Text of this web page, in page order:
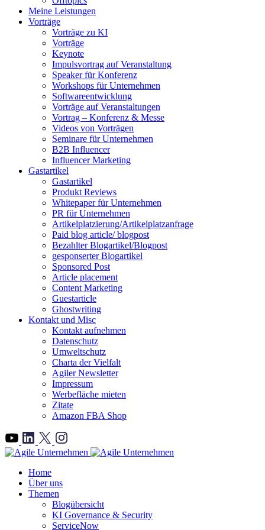
Meine Leistungen
Vorträge
Vorträge zu KI
Vorträge
Keynote
Impulsvortrag auf Veranstaltung
Speaker für Konferenz
Workshops für Unternehmen
Softwareentwicklung
Vorträge auf Veranstaltungen
Vortrag – Konferenz & Messe
Videos von Vorträgen
Seminare für Unternehmen
B2B Influencer
Influencer Marketing
Gastartikel
Gastartikel
Produkt Reviews
Whitepaper für Unternehmen
PR für Unternehmen
Artikelplatzierung/Artikelplatzanfrage
Paid blog article/ blogpost
Bezahlter Blogartikel/Blogpost
gesponserter Blogartikel
Sponsored Post
Article placement
Content Marketing
Guestarticle
Ghostwriting
Kontakt und Misc
Kontakt aufnehmen
Datenschutz
Umweltschutz
Charta der Vielfalt
Agiler Newsletter
Impressum
Werbefläche mieten
Zitate
Amazon FBA Shop
">
Home
Über uns
Themen
Blogübersicht
KI Governance & Security
ServiceNow